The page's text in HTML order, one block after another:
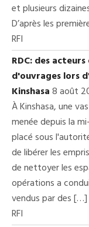
et plusieurs
D’après les
RFI
RDC: des
d'ouvrages lors
Kinshasa8 août
À Kinshasa, une
menée depuis la
placé sous
de libérer les
de nettoyer les
opérations a
vendus par des […]
RFI